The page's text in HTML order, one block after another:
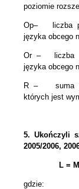
poziomie
Op– liczba
języka obcego
Or – liczba
języka obcego
R – suma
których jest
5. Ukończyli
2005/2006,
L =
gdzie: